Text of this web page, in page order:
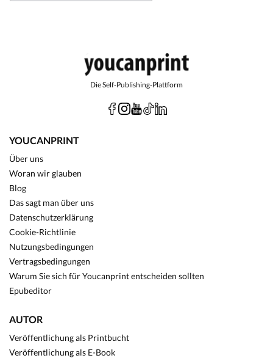
Die Self-Publishing-Plattform
YOUCANPRINT
Über uns
Woran wir glauben
Blog
Das sagt man über uns
Datenschutzerklärung
Cookie-Richtlinie
Nutzungsbedingungen
Vertragsbedingungen
Warum Sie sich für Youcanprint entscheiden sollten
Epubeditor
AUTOR
Veröffentlichung als Printbucht
Veröffentlichung als E-Book